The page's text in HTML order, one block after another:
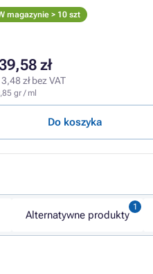
magazynie > 10 szt
zł
zł bez VAT
gr / ml
Do koszyka
Alternatywne produkty